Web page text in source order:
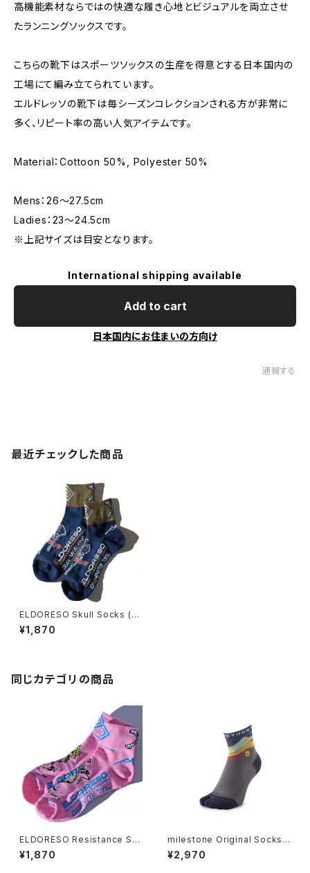
高機能素材ならではの快適な履き心地とビジュアルを両立させ
たランニングソックスです。
こちらの靴下はスポーツソックスの生産を得意とする日本国内の
工場にて編み立てられています。
エルドレッソの靴下は毎シーズンコレクションされる方が非常に
多く、リピート率の高い人気アイテムです。
Material：Cottoon 50%, Polyester 50%
Mens：26～27.5cm
Ladies：23～24.5cm
※上記サイズは目安となります。
International shipping available
Add to cart
日本国内にお住まいの方向け
通報する
最近チェックした商品
ELDORESO Skull Socks (N
avy)
¥1,870
同じカテゴリの商品
ELDORESO Resistance So
cks (Pink)
¥1,870
milestone Original Socks
MSS-003 ミッドナイトネイビ
ー
¥2,970